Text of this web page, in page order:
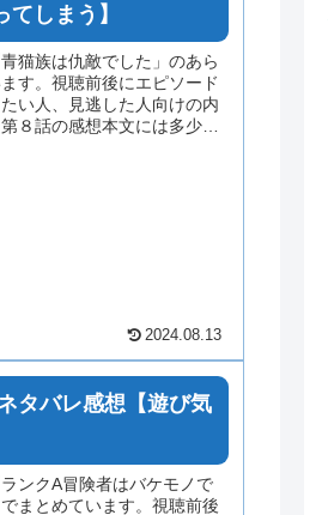
しまう】
猫族は仇敵でした」のあら
す。視聴前後にエピソード
い人、見逃した人向けの内
８話の感想本文には多少の
2024.08.13
タバレ感想【遊び気
ンクA冒険者はバケモノで
まとめています。視聴前後